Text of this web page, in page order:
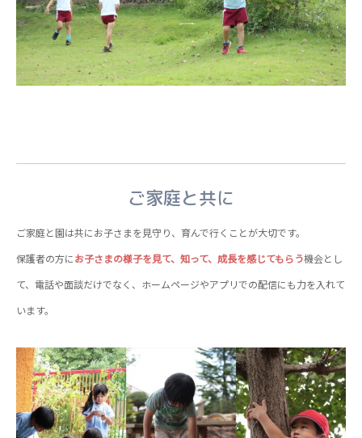
ご家庭と共に
ご家庭と園は共にお子さまを見守り、育んで行くことが大切です。
保護者の方にお子さまの様子を見て、知って、成長を感じてもらう機会とし
て、電話や面談だけでなく、ホームページやアプリでの配信にも力を入れて
います。